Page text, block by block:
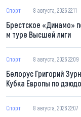
Спорт 8 августа, 2026 22:11
Брестское «Динамо»
м туре Высшей лиги
Спорт 8 августа, 2026 22:09
Белорус Григорий
Кубка Европы по
Спорт 8 августа, 2026 22:07